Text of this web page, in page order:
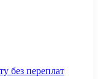
без переплат